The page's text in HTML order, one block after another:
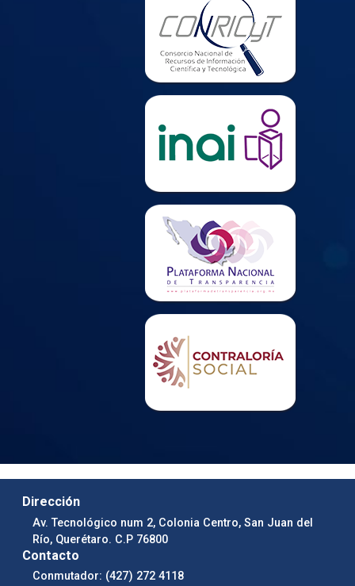
Dirección
Av. Tecnológico num 2, Colonia Centro, San Juan del
Río, Querétaro. C.P 76800
Contacto
Conmutador: (427) 272 4118